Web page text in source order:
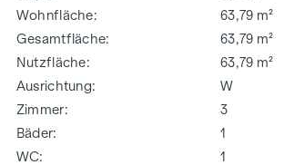
Wohnfläche
63,79 m²
Gesamtfläche
63,79 m²
Nutzfläche
63,79 m²
Ausrichtung
W
Zimmer
3
Bäder
1
WC
1